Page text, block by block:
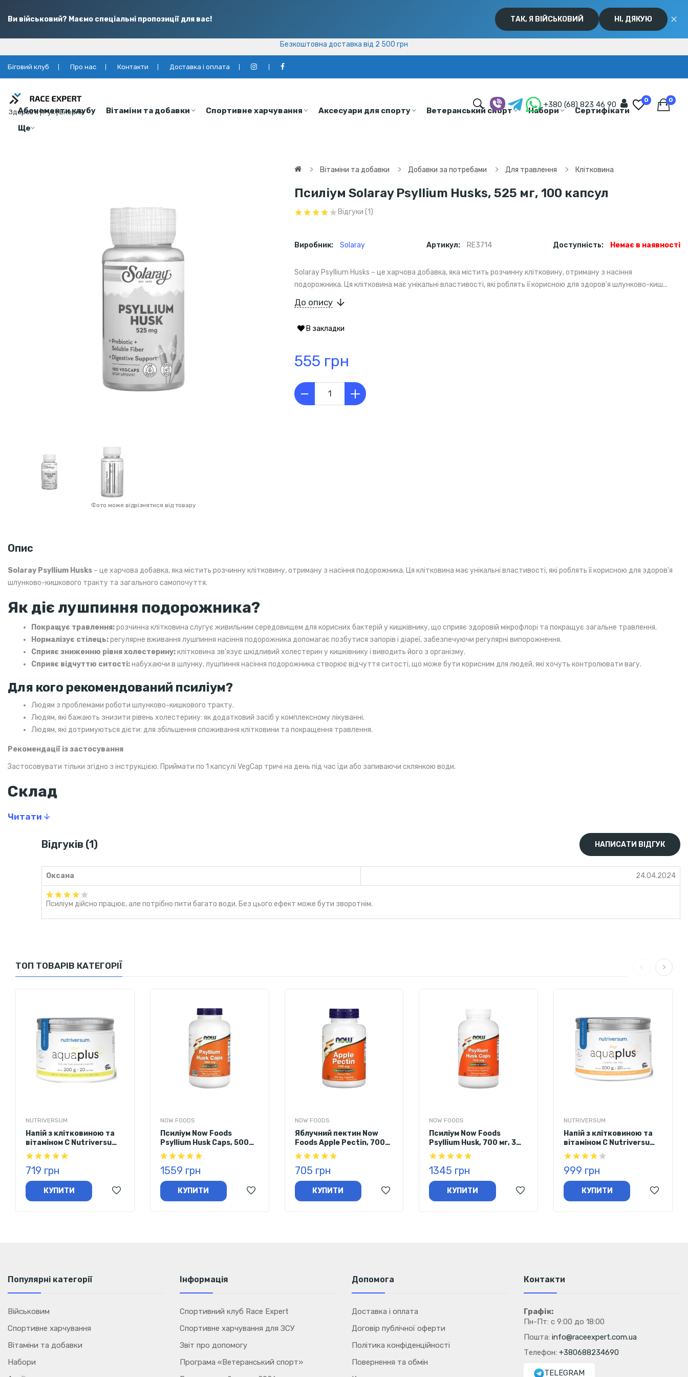
Ви військовий? Маємо спеціальні пропозиції для вас! ТАК, Я ВІЙСЬКОВИЙ НІ, ДЯКУЮ ✕
Безкоштовна доставка від 2 500 грн
Безкоштовна доставка від 2 500 грн
Біговий клуб Про нас Контакти Доставка і оплата
Здоров’я | Рух | Енергія
Абонементи клубу Вітаміни та добавки Спортивне харчування Аксесуари для спорту Ветеранський спорт Набори
Сертифікати
Ще
+380 (68) 823 46 90 0 0
Фото може відрізнятися від товару
Вітаміни та добавки Добавки за потребами Для травлення Клітковина
Псиліум Solaray Psyllium Husks, 525 мг, 100 капсул
Відгуки (1)
Виробник: Solaray Артикул: RE3714 Доступність: Немає в наявності
Solaray Psyllium Husks – це харчова добавка, яка містить розчинну клітковину, отриману з насіння
подорожника. Ця клітковина має унікальні властивості, які роблять її корисною для здоров'я шлунково-киш...
До опису
В закладки
555 грн
Опис
Solaray Psyllium Husks – це харчова добавка, яка містить розчинну клітковину, отриману з насіння подорожника. Ця клітковина має унікальні властивості, які роблять її корисною для здоров'я
шлунково-кишкового тракту та загального самопочуття.
Як діє лушпиння подорожника?
Покращує травлення:розчинна клітковина слугує живильним середовищем для корисних бактерій у кишківнику, що сприяє здоровій мікрофлорі та покращує загальне травлення.
Нормалізує стілець:регулярне вживання лушпиння насіння подорожника допомагає позбутися запорів і діареї, забезпечуючи регулярні випорожнення.
Сприяє зниженню рівня холестерину:клітковина зв'язує шкідливий холестерин у кишківнику і виводить його з організму.
Сприяє відчуттю ситості:набухаючи в шлунку, лушпиння насіння подорожника створює відчуття ситості, що може бути корисним для людей, які хочуть контролювати вагу.
Для кого рекомендований псиліум?
Людям з проблемами роботи шлунково-кишкового тракту.
Людям, які бажають знизити рівень холестерину: як додатковий засіб у комплексному лікуванні.
Людям, які дотримуються дієти: для збільшення споживання клітковини та покращення травлення.
Рекомендації із застосування
Застосовувати тільки згідно з інструкцією. Приймати по 1 капсулі VegCap тричі на день під час їди або запиваючи склянкою води.
Склад
— Добову норму не визначено.
Інші інгредієнти
Читати
Відгуків (1) НАПИСАТИ ВІДГУК
Оксана 24.04.2024
Псиліум дійсно працює, але потрібно пити багато води. Без цього ефект може бути зворотнім.
ТОП ТОВАРІВ КАТЕГОРІЇ
NUTRIVERSUM
Напій з клітковиною та
вітаміном С Nutriversum
Aqua Plus (секс на пляжі)
200 г
719 грн
КУПИТИ
NOW FOODS
Псиліум Now Foods
Psyllium Husk Caps, 500
мг, 500 капсул
1559 грн
КУПИТИ
NOW FOODS
Яблучний пектин Now
Foods Apple Pectin, 700
мг, 120 капсул
705 грн
КУПИТИ
NOW FOODS
Псиліум Now Foods
Psyllium Husk, 700 мг, 360
капсул
1345 грн
КУПИТИ
NUTRIVERSUM
Напій з клітковиною та
вітаміном С Nutriversum
Aqua Plus (персиковий
холодний чай) 200 г
999 грн
КУПИТИ
Популярні категорії
Військовим
Спортивне харчування
Вітаміни та добавки
Набори
Інформація
Спортивний клуб Race Expert
Спортивне харчування для ЗСУ
Звіт про допомогу
Програма «Ветеранський спорт»
Допомога
Доставка і оплата
Договір публічної оферти
Політика конфіденційності
Повернення та обмін
Контакти
Графік:
Пн-Пт: с 9:00 до 18:00
Пошта: info@raceexpert.com.ua
Телефон: +380688234690
TELEGRAM